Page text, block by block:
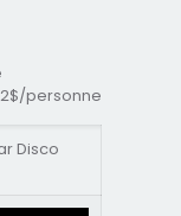
personne
Disco